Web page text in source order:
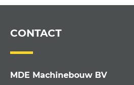
CONTACT
MDE Machinebouw BV